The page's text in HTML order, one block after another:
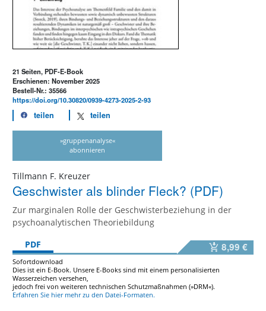
21 Seiten, PDF-E-Book
Erschienen: November 2025
Bestell-Nr.: 35566
https://doi.org/10.30820/0939-4273-2025-2-93
teilen teilen
»gruppenanalyse«
abonnieren
Tillmann F. Kreuzer
Geschwister als blinder Fleck? (PDF)
Zur marginalen Rolle der Geschwisterbeziehung in der
psychoanalytischen Theoriebildung
PDF
8,99 €
Sofortdownload
Dies ist ein E-Book. Unsere E-Books sind mit einem personalisierten
Wasserzeichen versehen,
jedoch frei von weiteren technischen Schutzmaßnahmen (»DRM«).
Erfahren Sie hier mehr zu den Datei-Formaten.